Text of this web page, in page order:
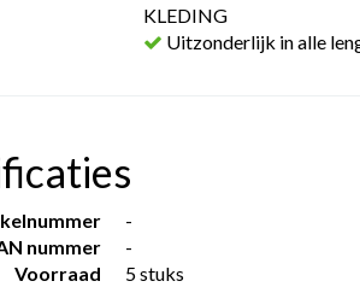
KLEDING
Uitzonderlijk in alle
-
nummer
-
Voorraad
5 stuks